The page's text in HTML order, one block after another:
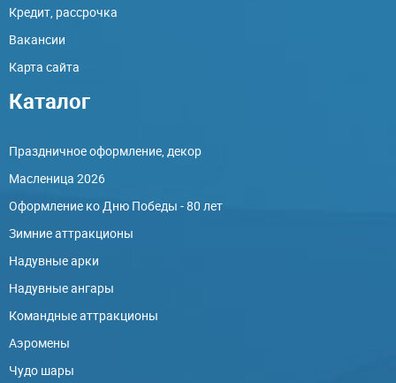
Кредит, рассрочка
Вакансии
Карта сайта
Каталог
Праздничное оформление, декор
Масленица 2026
Оформление ко Дню Победы - 80 лет
Зимние аттракционы
Надувные арки
Надувные ангары
Командные аттракционы
Аэромены
Чудо шары